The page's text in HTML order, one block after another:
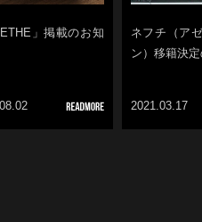
」掲載のお知
ネフチ（ア
ン）移籍決
2021.03.17